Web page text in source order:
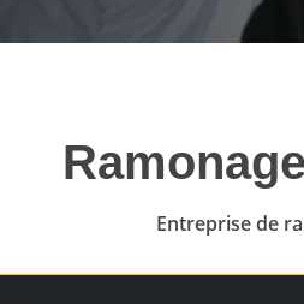
Ramonage
Entreprise de